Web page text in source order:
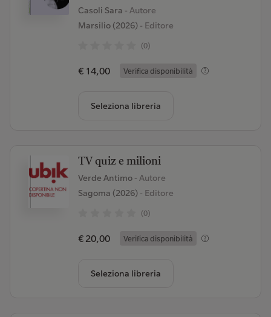
Casoli Sara - Autore
Marsilio (2026)- Editore
(0)
€ 14,00 Verifica disponibilità
Seleziona libreria
TV quiz e milioni
Verde Antimo - Autore
Sagoma (2026)- Editore
(0)
€ 20,00 Verifica disponibilità
Seleziona libreria